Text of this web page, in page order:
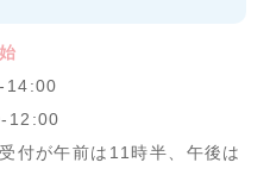
12:00
付が午前は11時半、午後は